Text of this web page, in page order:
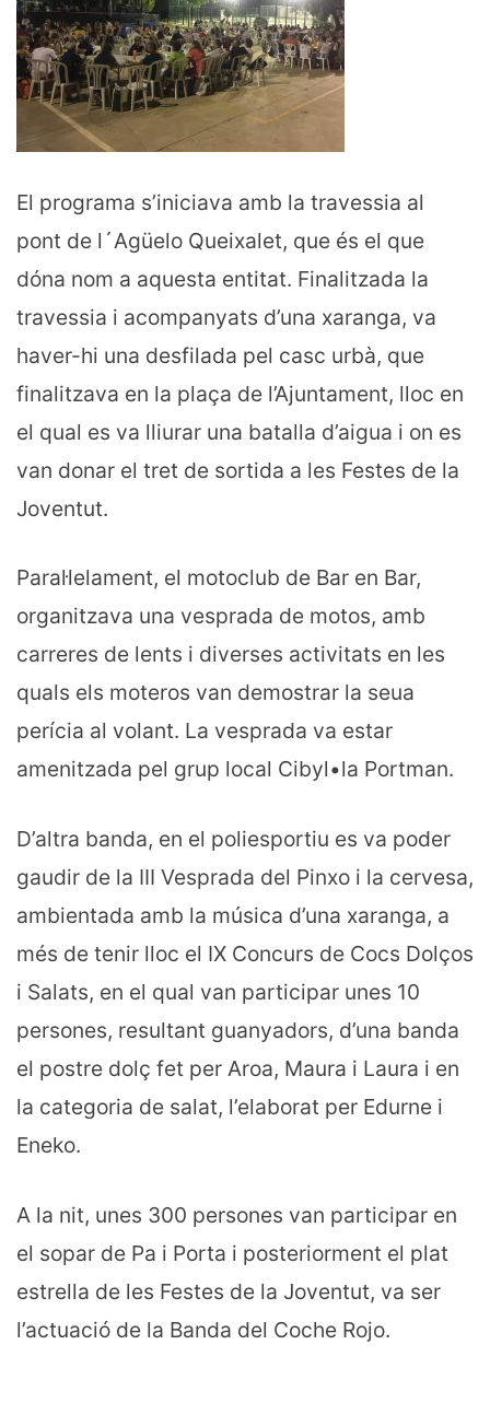
El programa s’iniciava amb la travessia al
pont de l´Agüelo Queixalet, que és el que
dóna nom a aquesta entitat. Finalitzada la
travessia i acompanyats d’una xaranga, va
haver-hi una desfilada pel casc urbà, que
finalitzava en la plaça de l’Ajuntament, lloc en
el qual es va lliurar una batalla d’aigua i on es
van donar el tret de sortida a les Festes de la
Joventut.
Paral·lelament, el motoclub de Bar en Bar,
organitzava una vesprada de motos, amb
carreres de lents i diverses activitats en les
quals els moteros van demostrar la seua
perícia al volant. La vesprada va estar
amenitzada pel grup local Cibyl•la Portman.
D’altra banda, en el poliesportiu es va poder
gaudir de la III Vesprada del Pinxo i la cervesa,
ambientada amb la música d’una xaranga, a
més de tenir lloc el IX Concurs de Cocs Dolços
i Salats, en el qual van participar unes 10
persones, resultant guanyadors, d’una banda
el postre dolç fet per Aroa, Maura i Laura i en
la categoria de salat, l’elaborat per Edurne i
Eneko.
A la nit, unes 300 persones van participar en
el sopar de Pa i Porta i posteriorment el plat
estrella de les Festes de la Joventut, va ser
l’actuació de la Banda del Coche Rojo.